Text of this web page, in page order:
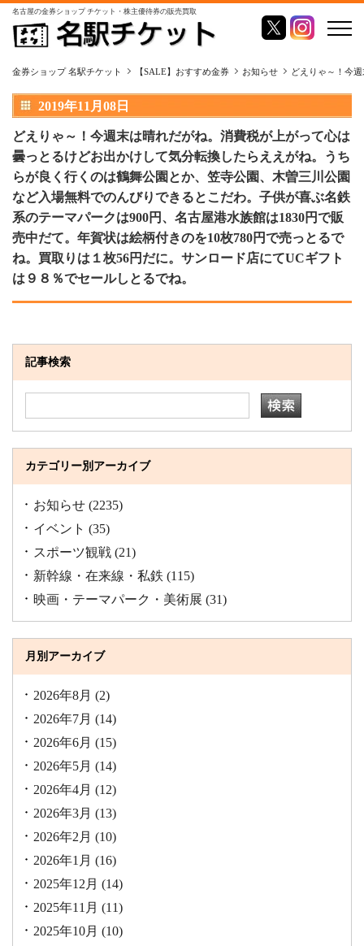
名古屋の金券ショップ チケット・株主優待券の販売買取
金券ショップ 名駅チケット 【SALE】おすすめ金券 お知らせ どえりゃ～！今
2019年11月08日
どえりゃ～！今週末は晴れだがね。消費税が上がって心は
曇っとるけどお出かけして気分転換したらええがね。うち
らが良く行くのは鶴舞公園とか、笠寺公園、木曽三川公園
など入場無料でのんびりできるとこだわ。子供が喜ぶ名鉄
系のテーマパークは900円、名古屋港水族館は1830円で販
売中だて。年賀状は絵柄付きのを10枚780円で売っとるで
ね。買取りは１枚56円だに。サンロード店にてUCギフト
は９８％でセールしとるでね。
記事検索
カテゴリー別アーカイブ
お知らせ (2235)
イベント (35)
スポーツ観戦 (21)
新幹線・在来線・私鉄 (115)
映画・テーマパーク・美術展 (31)
月別アーカイブ
2026年8月 (2)
2026年7月 (14)
2026年6月 (15)
2026年5月 (14)
2026年4月 (12)
2026年3月 (13)
2026年2月 (10)
2026年1月 (16)
2025年12月 (14)
2025年11月 (11)
2025年10月 (10)